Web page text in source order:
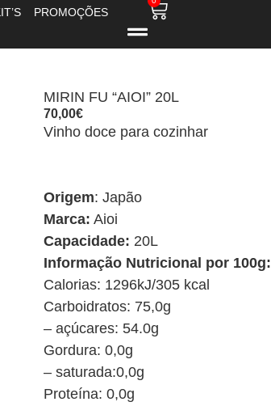
PROMOÇÕES
MIRIN FU “AIOI” 20L
70,00€
Vinho doce para cozinhar
Origem: Japão
Marca: Aioi
Capacidade: 20L
Informação Nutricional por 100g:
Calorias: 1296kJ/305 kcal
Carboidratos: 75,0g
– açúcares: 54.0g
Gordura: 0,0g
– saturada:0,0g
Proteína: 0,0g